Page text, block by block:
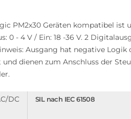
PM2x30 Geräten kompatibel
0 - 4 V / Ein: 18 -36 V. 2
Ausgang hat negative
dienen zum Anschluss der
DC SIL nach IEC 61508